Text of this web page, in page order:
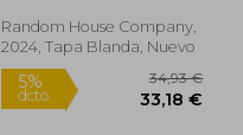
Random House Company,
2024, Tapa Blanda, Nuevo